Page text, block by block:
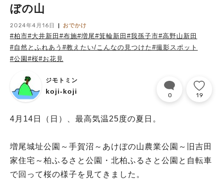
ぼの山
2024年4月16日 おでかけ
#柏市#大井新田 #布施#増尾#箕輪新田 #我孫子市#高野山新田
#自然とふれあう #教えたい/こんなの見つけた#撮影スポット
#公園 #桜#お花見
ジモトミン
koji-koji 0 19
4月14日（日）、最高気温25度の夏日。
増尾城址公園～手賀沼～あけぼの山農業公園～旧吉田
家住宅～柏ふるさと公園・北柏ふるさと公園と自転車
で回って桜の様子を見てきました。